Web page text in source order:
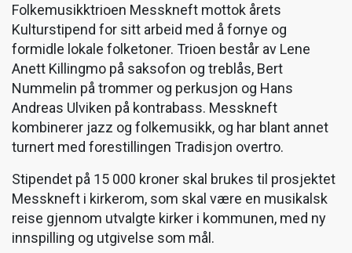
Folkemusikktrioen Messkneft mottok årets
Kulturstipend for sitt arbeid med å fornye og
formidle lokale folketoner. Trioen består av Lene
Anett Killingmo på saksofon og treblås, Bert
Nummelin på trommer og perkusjon og Hans
Andreas Ulviken på kontrabass. Messkneft
kombinerer jazz og folkemusikk, og har blant annet
turnert med forestillingen Tradisjon overtro.
Stipendet på 15 000 kroner skal brukes til prosjektet
Messkneft i kirkerom, som skal være en musikalsk
reise gjennom utvalgte kirker i kommunen, med ny
innspilling og utgivelse som mål.